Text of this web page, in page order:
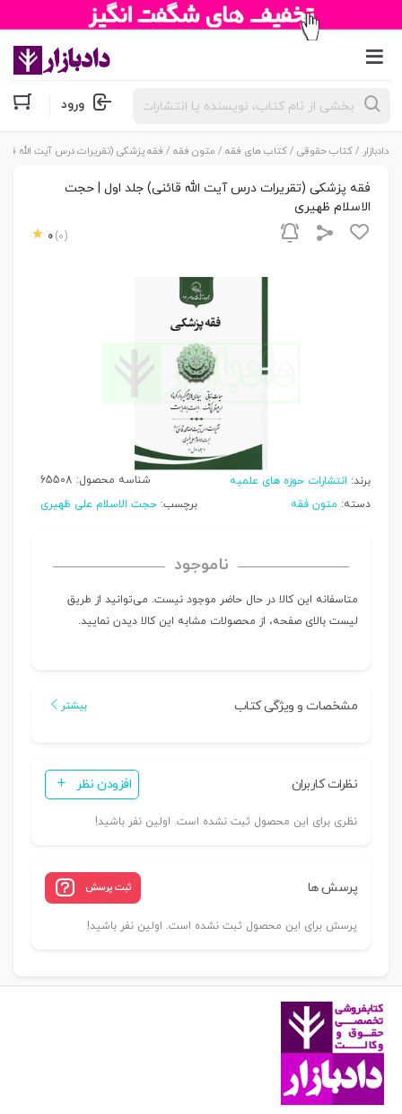
جستجوی
محصولات ورود
دادبازار /کتاب حقوقی /کتاب های فقه / متون فقه / فقه پزشکی (تقریرات درس آیت الله
فقه پزشکی (تقریرات درس آیت الله قائنی) جلد اول | حجت
الاسلام ظهیری
0 (0)
برند: انتشارات حوزه های علمیه شناسه محصول: 65508
دسته: متون فقه برچسب: حجت الاسلام علی ظهیری
ناموجود
متاسفانه این کالا در حال حاضر موجود نیست. می‌توانید از طریق
لیست بالای صفحه، از محصولات مشابه این کالا دیدن نمایید.
مشخصات و ویژگی کتاب بیشتر
نظرات کاربران افزودن نظر
نظری برای این محصول ثبت نشده است. اولین نفر باشید!
پرسش ها ثبت پرسش
پرسش برای این محصول ثبت نشده است. اولین نفر باشید!